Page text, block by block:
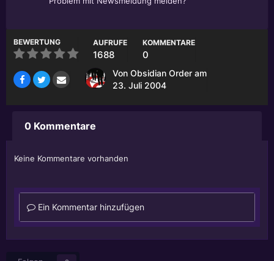
BEWERTUNG AUFRUFE
1688
KOMMENTARE
0
Von Obsidian Order am
23. Juli 2004
0 Kommentare
Keine Kommentare vorhanden
Ein Kommentar hinzufügen